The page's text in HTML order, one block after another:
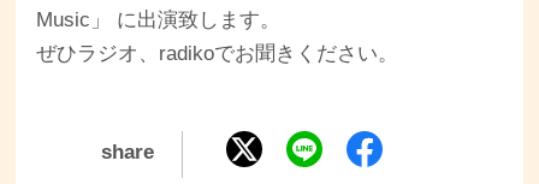
Music」 に出演致します。
ぜひラジオ、radikoでお聞きください。
share